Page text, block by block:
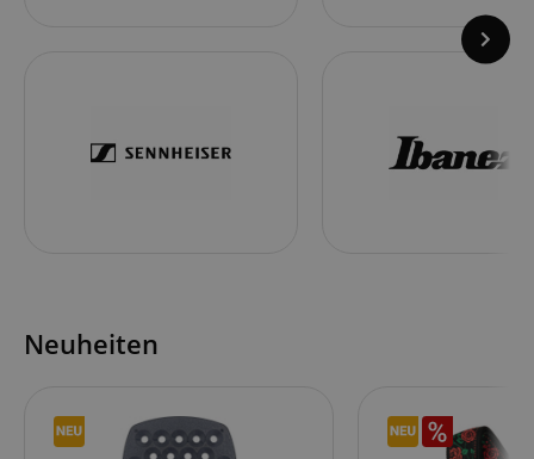
Neuheiten